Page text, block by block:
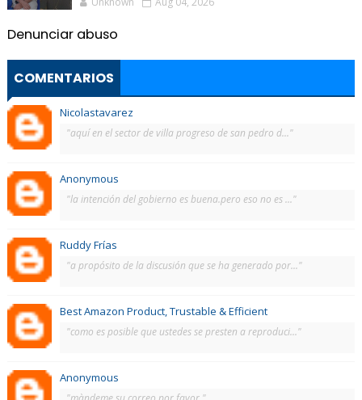
Denunciar abuso
COMENTARIOS
Nicolastavarez
"aquí en el sector de villa progreso de san pedro d..."
Anonymous
"la intención del gobierno es buena.pero eso no es ..."
Ruddy Frías
"a propósito de la discusión que se ha generado por..."
Best Amazon Product, Trustable & Efficient
"como es posible que ustedes se presten a reproduci..."
Anonymous